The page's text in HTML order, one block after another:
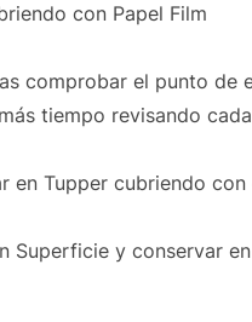
con Papel Film
comprobar el punto de
tiempo revisando
en Tupper cubriendo
Superficie y conservar